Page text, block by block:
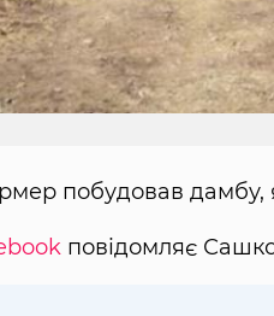
побудовав дамбу,
повідомляє